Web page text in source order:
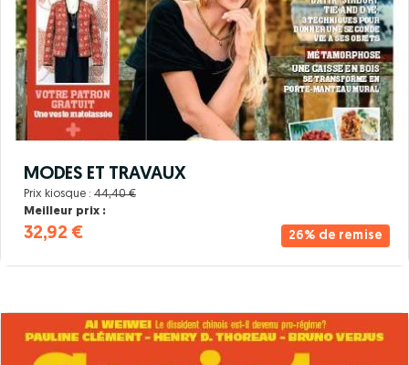
26% de remise
MODES ET TRAVAUX
Prix kiosque : 44,40 €
Meilleur prix :
32,92 €